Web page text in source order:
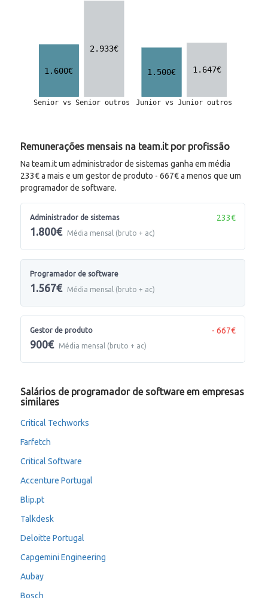
Remunerações mensais na team.it por profissão
Na team.it um administrador de sistemas ganha em média
233€ a mais e um gestor de produto - 667€ a menos que um
programador de software.
Administrador de sistemas
1.800€ Média mensal (bruto + ac)
233€
Programador de software
1.567€ Média mensal (bruto + ac)
Gestor de produto
900€ Média mensal (bruto + ac)
- 667€
Salários de programador de software em empresas
similares
Critical Techworks
Farfetch
Critical Software
Accenture Portugal
Blip.pt
Talkdesk
Deloitte Portugal
Capgemini Engineering
Aubay
Bosch